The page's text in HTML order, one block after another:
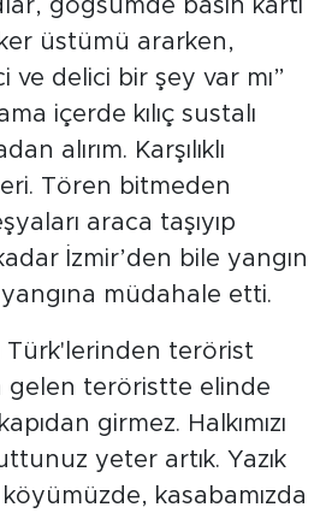
göğsümde basın kartı
üstümü ararken,
ve delici bir şey var mı”
içerde kılıç sustalı
alırım. Karşılıklı
Tören bitmeden
araca taşıyıp
İzmir’den bile yangın
müdahale etti.
Türk'lerinden terörist
gelen teröristte elinde
girmez. Halkımızı
yeter artık. Yazık
kasabamızda